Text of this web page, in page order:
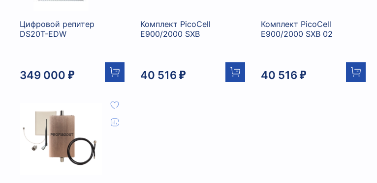
Цифровой репитер
DS20T-EDW
349 000 ₽
Комплект PicoCell
E900/2000 SXB
40 516 ₽
Комплект PicoCell
E900/2000 SXB 02
40 516 ₽